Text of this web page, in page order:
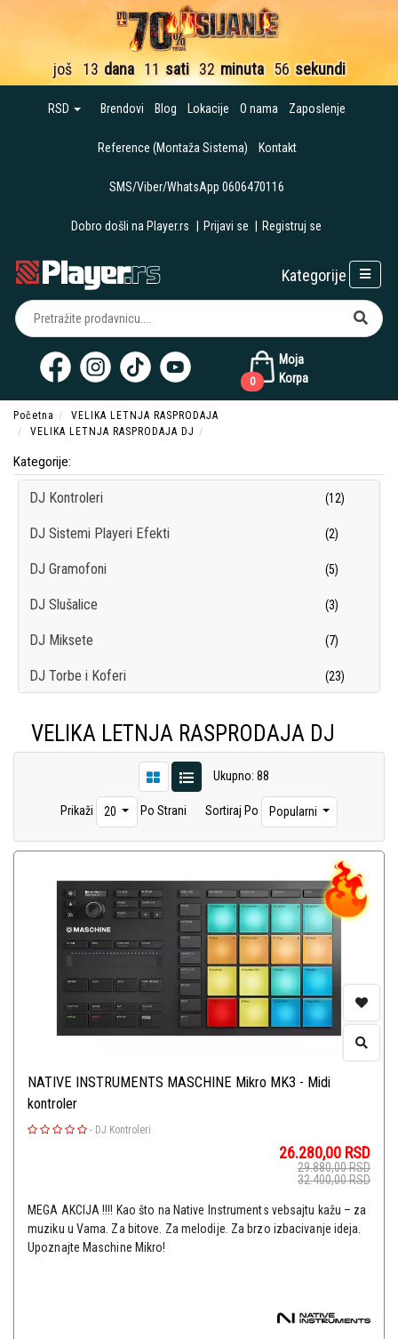
još 13 dana 11 sati 32 minuta 54 sekunde
RSD Brendovi Blog Lokacije O nama Zaposlenje
Reference (Montaža Sistema) Kontakt
SMS/Viber/WhatsApp 0606470116
Dobro došli na Player.rs Prijavi se Registruj se
Moja
Korpa
0
Kategorije
Početna
VELIKA LETNJA RASPRODAJA
VELIKA LETNJA RASPRODAJA DJ
Kategorije:
DJ Kontroleri (12)
DJ Sistemi Playeri Efekti (2)
DJ Gramofoni (5)
DJ Slušalice (3)
DJ Miksete (7)
DJ Torbe i Koferi (23)
VELIKA LETNJA RASPRODAJA DJ
Ukupno: 88
Prikaži 20 Po Strani Sortiraj Po Popularni
NATIVE INSTRUMENTS MASCHINE Mikro MK3 - Midi
kontroler
- DJ Kontroleri
26.280,00 RSD
29.880,00RSD
32.400,00RSD
MEGA AKCIJA !!!! Kao što na Native Instruments vebsajtu kažu – za
muziku u Vama. Za bitove. Za melodije. Za brzo izbacivanje ideja.
Upoznajte Maschine Mikro!